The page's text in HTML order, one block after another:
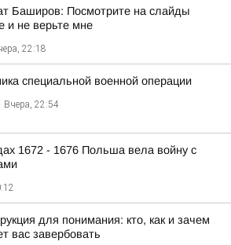
Баширов: Посмотрите на слайды
и не верьте мне
22:18
специальной военной операции
Вчера, 22:54
1672 - 1676 Польша вела войну с
для понимания: кто, как и зачем
вас завербовать